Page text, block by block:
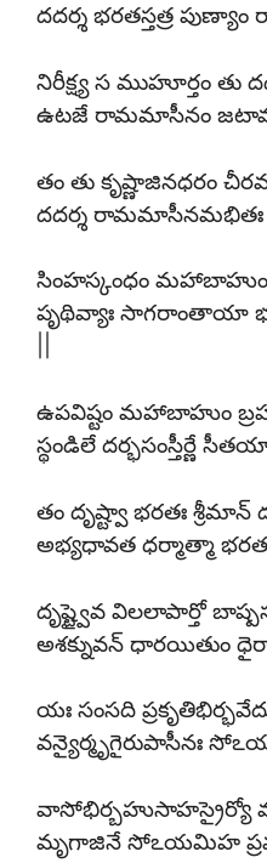
దదర్శ భరతస్తత్ర
నిరీక్ష్య స ముహూర్తం తు
ఉటజే రామమాసీనం
తం తు కృష్ణాజినధరం
దదర్శ
సింహస్కంధం మహాబాహుం
పృథివ్యాః సాగరాంతాయా
ఉపవిష్టం మహాబాహుం
స్థండిలే దర్భసంస్తీర్ణే
తం దృష్ట్వా భరతః శ్రీమాన్
అభ్యధావత ధర్మాత్మా
దృష్ట్వైవ విలలాపార్తో
అశక్నువన్ ధారయితుం
యః సంసది
వన్యైర్మృగైరుపాసీనః
వాసోభిర్బహుసాహస్రైర్యో
మృగాజినే సోఽయమిహ